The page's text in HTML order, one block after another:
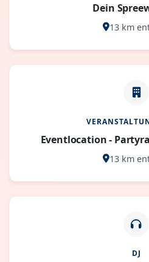
Dein
13 km
Eventlocation -
13 km
DJ